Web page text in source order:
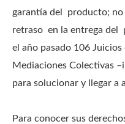
garantía del producto;
retraso en la entrega del
el año pasado 106
Mediaciones Colectivas
para solucionar y llegar a
Para conocer sus